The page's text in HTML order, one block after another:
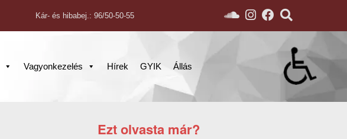
Kár- és hibabej.: 96/50-50-55
Vagyonkezelés Hírek GYIK Állás
Ezt olvasta már?